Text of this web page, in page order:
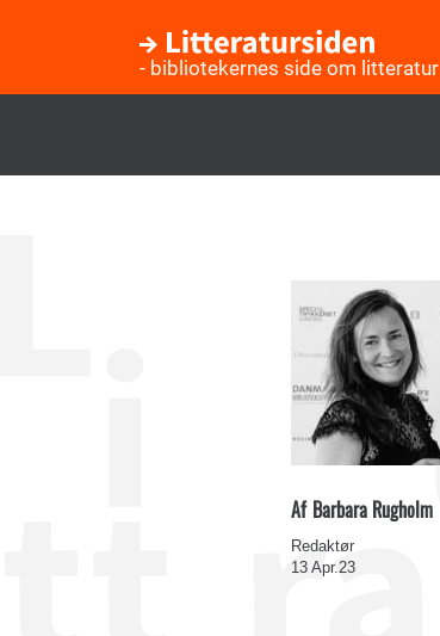
- bibliotekernes side om litteratur
Af Barbara Rugholm
Redaktør
13 Apr.23